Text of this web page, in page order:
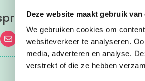
Deze website maakt gebruik van
We gebruiken cookies om
websiteverkeer te analyseren.
media, adverteren en analyse.
verstrekt of die ze hebben
Den Haag overal
Facebook
op Instagram
ons op Pinterest
Mail ons
"Adresjes en